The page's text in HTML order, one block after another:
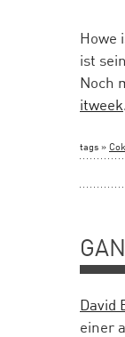
Howe
ist
Noch
itweek.
tags »
David
einer